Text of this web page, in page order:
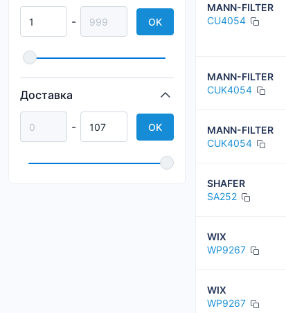
ALPHA FILTER
Purflux
HENGST
M-FILTER
BREMSI
- OK
Доставка
- OK
MANN-FILTER
CU4054
MANN-FILTER
CUK4054
MANN-FILTER
CUK4054
SHAFER
SA252
WIX
WP9267
WIX
WP9267